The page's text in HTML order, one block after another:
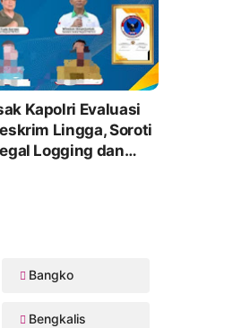
Kapolri Evaluasi
Lingga, Soroti
Logging dan
Korupsi
Bangko
Bengkalis